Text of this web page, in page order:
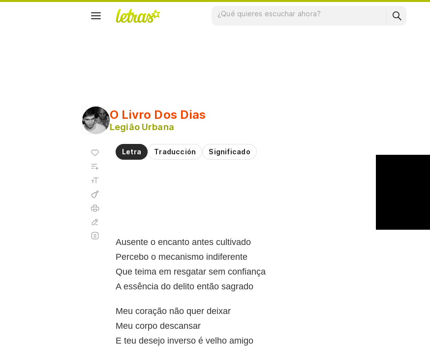
O Livro Dos Dias
Legião Urbana
Letra Traducción Significado
Ausente o encanto antes cultivado
Percebo o mecanismo indiferente
Que teima em resgatar sem confiança
A essência do delito então sagrado
Meu coração não quer deixar
Meu corpo descansar
E teu desejo inverso é velho amigo
Agregar
favoritos
Agregar
automático